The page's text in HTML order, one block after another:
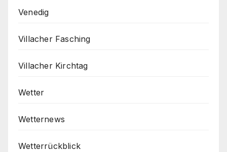
Venedig
Villacher Fasching
Villacher Kirchtag
Wetter
Wetternews
Wetterrückblick